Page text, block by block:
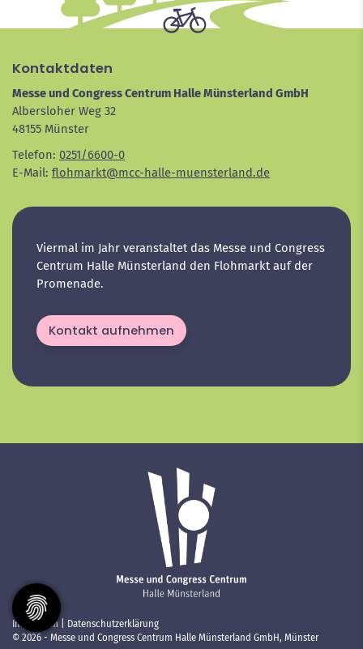
Kontaktdaten
Messe und Congress Centrum Halle Münsterland GmbH
Albersloher Weg 32
48155 Münster
Telefon: 0251/6600-0
E-Mail: flohmarkt@mcc-halle-muensterland.de
Viermal im Jahr veranstaltet das Messe und Congress
Centrum Halle Münsterland den Flohmarkt auf der
Promenade.
Kontakt aufnehmen
Impressum
Datenschutzerklärung
© 2026 - Messe und Congress Centrum Halle Münsterland GmbH, Münster